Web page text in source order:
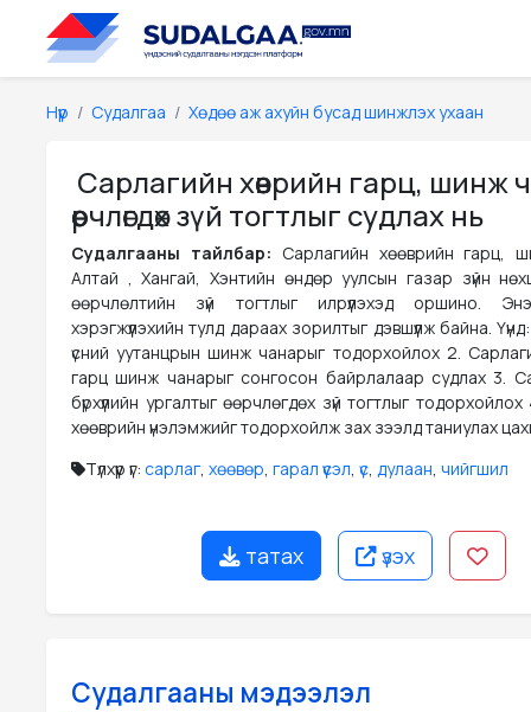
Нүүр Судалгаа Хөдөө аж ахуйн бусад шинжлэх ухаан
Сарлагийн хөөврийн гарц, шинж
өөрчлөгдөх зүй тогтлыг судлах нь
Судалгааны тайлбар: Сарлагийн хөөврийн гарц,
Алтай , Хангай, Хэнтийн өндөр уулсын газар зүйн
өөрчлөлтийн зүй тогтлыг илрүүлэхэд оршино.
хэрэгжүүлэхийн тулд дараах зорилтыг дэвшүүлж байна.
үсний уутанцрын шинж чанарыг тодорхойлох 2.
гарц шинж чанарыг сонгосон байрлалаар судлах 3.
бүрхүүлийн ургалтыг өөрчлөгдөх зүй тогтлыг
хөөврийн үнэлэмжийг тодорхойлж зах зээлд таниулах
Түлхүүр үг: сарлаг, хөөвөр, гарал үүсэл, үс, дулаан, чийгшил
татах үзэх
Судалгааны мэдээлэл